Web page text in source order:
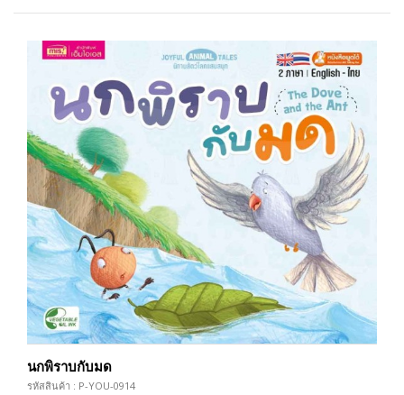
นกพิราบกับมด
รหัสสินค้า : P-YOU-0914